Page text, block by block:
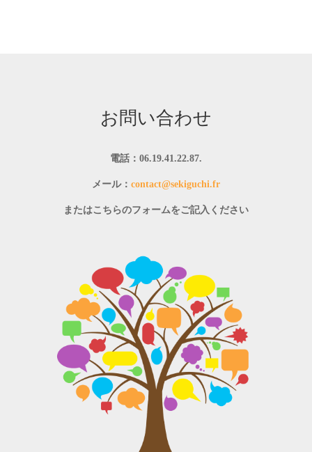
お問い合わせ
電話：06.19.41.22.87.
メール： contact@sekiguchi.fr
またはこちらのフォームをご記入ください